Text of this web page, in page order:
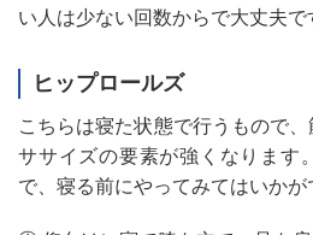
い人は少ない回数からで大丈夫で
ヒップロールズ
こちらは寝た状態で行うもので
ササイズの要素が強くなります
で、寝る前にやってみてはいかが